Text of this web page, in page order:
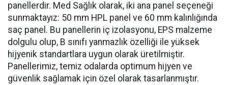
panellerdir. Med Sağlık olarak, iki ana panel seçeneği
sunmaktayız: 50 mm HPL panel ve 60 mm kalınlığında
saç panel. Bu panellerin iç izolasyonu, EPS malzeme
dolgulu olup, B sınıfı yanmazlık özelliği ile yüksek
hijyenik standartlara uygun olarak üretilmiştir.
Panellerimiz, temiz odalarda optimum hijyen ve
güvenlik sağlamak için özel olarak tasarlanmıştır.